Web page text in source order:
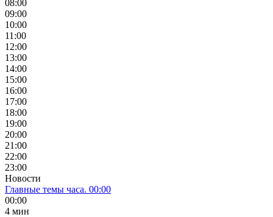
08:00
09:00
10:00
11:00
12:00
13:00
14:00
15:00
16:00
17:00
18:00
19:00
20:00
21:00
22:00
23:00
Новости
Главные темы часа. 00:00
00:00
4 мин